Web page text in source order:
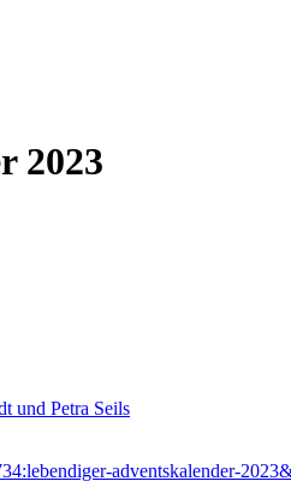
2023
und Petra Seils
adventskalender-